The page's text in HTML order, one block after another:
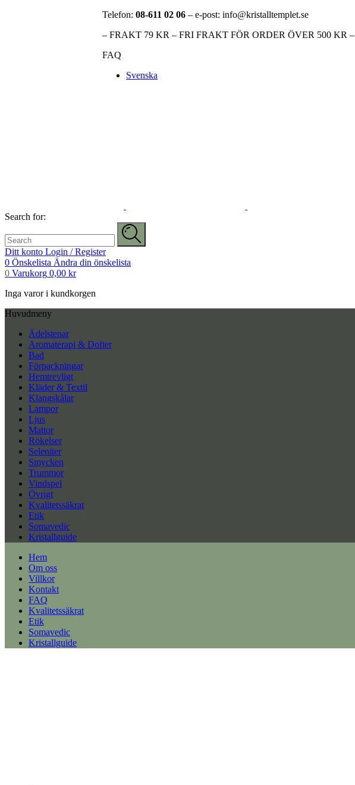
Telefon: 08-611 02 06 – e-post: info@kristalltemplet.se
– FRAKT 79 KR – FRI FRAKT FÖR ORDER ÖVER 500 KR –
FAQ
Svenska
Search for:
Ditt konto Login / Register
0 Önskelista Ändra din önskelista
0 Varukorg 0,00 kr
Inga varor i kundkorgen
Huvudmeny
Ädelstenar
Aromaterapi & Dofter
Bad
Förpackningar
Hemtrevligt
Kläder & Textil
Klangskålar
Lampor
Ljus
Mattor
Rökelser
Seleniter
Smycken
Trummor
Vindspel
Övrigt
Kvalitetssäkrat
Etik
Somavedic
Kristallguide
Hem
Om oss
Villkor
Kontakt
FAQ
Kvalitetssäkrat
Etik
Somavedic
Kristallguide